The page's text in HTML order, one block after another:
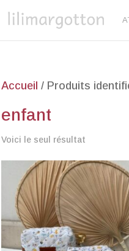
Accueil / Produits
enfant
Voici le seul résultat